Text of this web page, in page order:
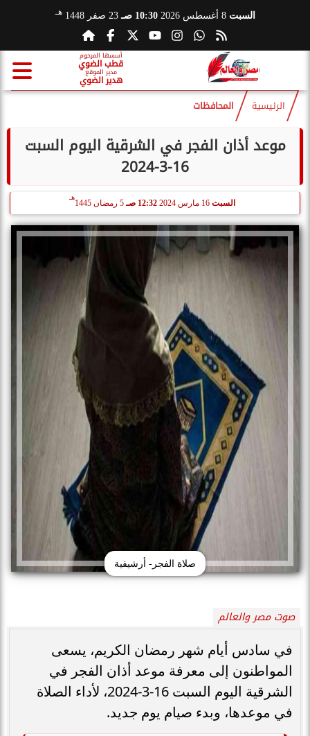
السبت 8 أغسطس 2026 10:30 صـ 23 صفر 1448 هـ
أسسها المرحوم
قطب الضوي
مدير الموقع
هدير الضوي
الرئيسية المحافظات
موعد أذان الفجر في الشرقية اليوم السبت
16-3-2024
السبت 12:32 صـ 5 رمضان 1445
هـ
صلاة الفجر- أرشيفية
صوت مصر والعالم
في سادس أيام شهر رمضان الكريم، يسعى
المواطنون إلى معرفة موعد أذان الفجر في
الشرقية اليوم السبت 16-3-2024، لأداء الصلاة
في موعدها، وبدء صيام يوم جديد.